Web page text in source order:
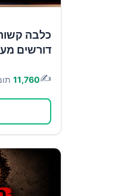
כלבה
דורשים
✍️
11,760